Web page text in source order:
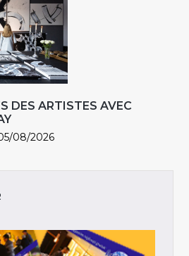
DES ARTISTES AVEC
08/2026